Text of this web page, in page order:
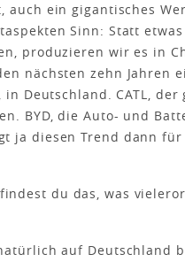
auch ein gigantisches
Sinn: Statt
produzieren wir es in
nächsten zehn Jahren
Deutschland. CATL,
BYD, die Auto- und
ja diesen Trend dann
du das, was
auf Deutschland